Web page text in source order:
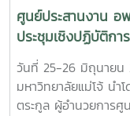
อำนวยการสำนักวิจัยแ
ประชุมรวมทั้งสิ้น 32
28 ท่าน และผ่านระบ
4 ท่าน ซึ่งในการประ
ดำเนินงานการจัดกา
ทรัพยากรไทย : หวน
ศูนย์ประสานงาน อ
ประชุมเชิงปฏิบัติกา
เครือข่าย C-อพ.สธ
วันที่ 25-26 มิถุนายน
มหาวิทยาลัยแม่โจ้ น
ตระกูล ผู้อำนวยการศู